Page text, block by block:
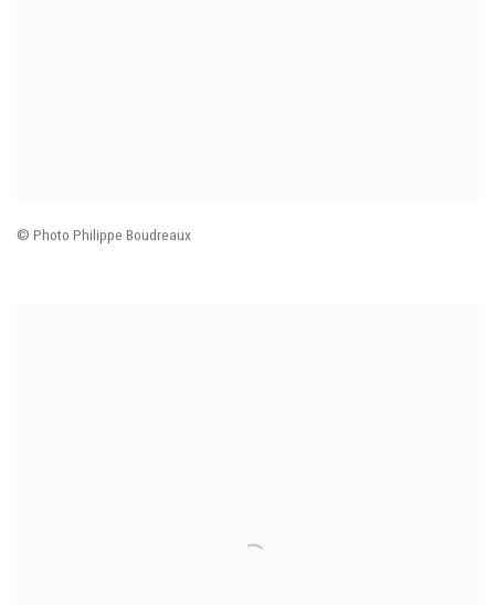
© Photo Philippe Boudreaux